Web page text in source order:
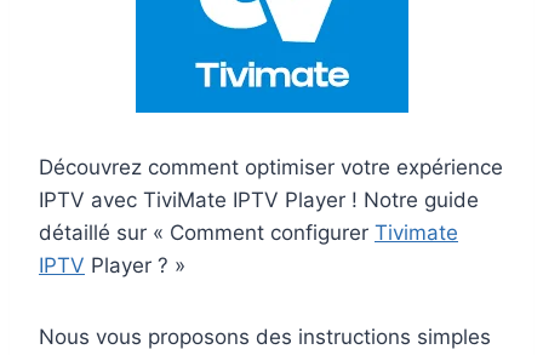
Découvrez comment optimiser votre expérience
IPTV avec TiviMate IPTV Player ! Notre guide
détaillé sur « Comment configurer Tivimate
IPTV Player ? »
Nous vous proposons des instructions simples